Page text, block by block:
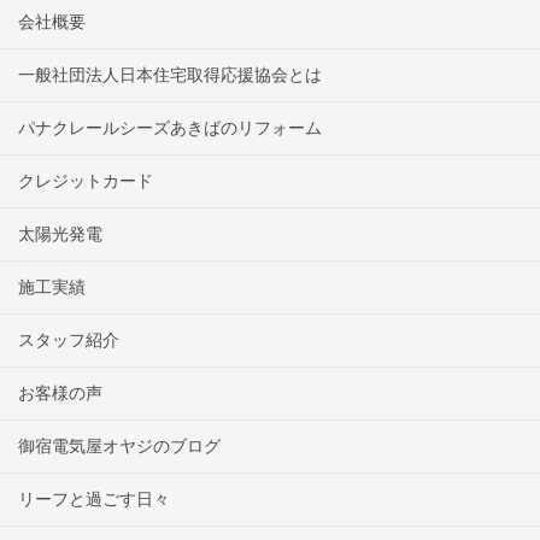
会社概要
一般社団法人日本住宅取得応援協会とは
パナクレールシーズあきばのリフォーム
クレジットカード
太陽光発電
施工実績
スタッフ紹介
お客様の声
御宿電気屋オヤジのブログ
リーフと過ごす日々